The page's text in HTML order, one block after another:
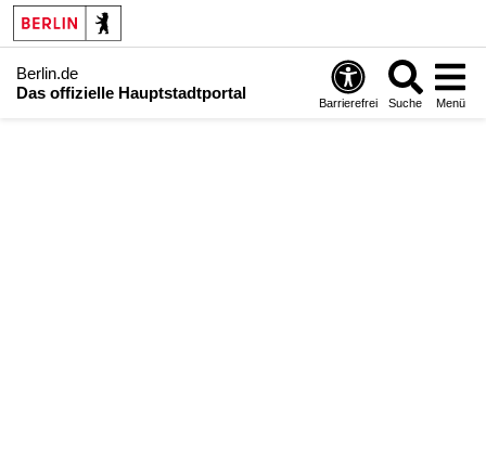
Berlin.de
Das offizielle Hauptstadtportal
Barrierefrei Suche Menü